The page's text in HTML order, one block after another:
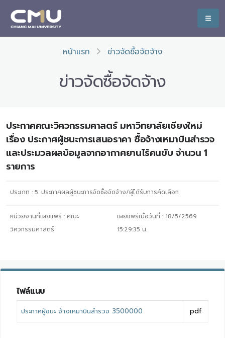
หน้าแรก ข่าวจัดซื้อจัดจ้าง
ข่าวจัดซื้อจัดจ้าง
ประกาศคณะวิศวกรรมศาสตร์ มหาวิทยาลัยเชียงใหม่
เรื่อง ประกาศผู้ชนะการเสนอราคา ซื้อจ้างเหมาบินสำรวจ
และประมวลผลข้อมูลจากอากาศยานไร้คนขับ จำนวน 1
รายการ
ประเภท : 5. ประกาศผลผู้ชนะการจัดซื้อจัดจ้าง/ผู้ได้รับการคัดเลือก
หน่วยงานที่เผยแพร่ : คณะ
วิศวกรรมศาสตร์
เผยแพร่เมื่อวันที่ : 18/5/2569
15:29:35 น.
ไฟล์แนบ
ประกาศผู้ชนะ จ้างเหมาบินสำรวจ 3500000 pdf